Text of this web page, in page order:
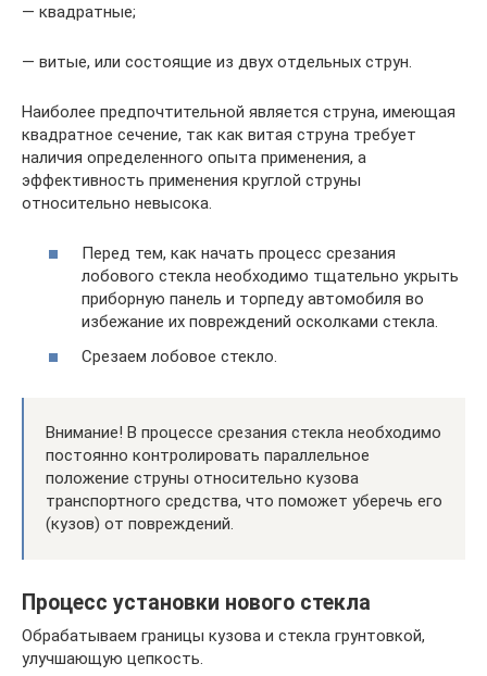
— квадратные;
— витые, или состоящие из двух отдельных струн.
Наиболее предпочтительной является струна, имеющая
квадратное сечение, так как витая струна требует
наличия определенного опыта применения, а
эффективность применения круглой струны
относительно невысока.
Перед тем, как начать процесс срезания
лобового стекла необходимо тщательно укрыть
приборную панель и торпеду автомобиля во
избежание их повреждений осколками стекла.
Срезаем лобовое стекло.
Внимание! В процессе срезания стекла необходимо
постоянно контролировать параллельное
положение струны относительно кузова
транспортного средства, что поможет уберечь его
(кузов) от повреждений.
Процесс установки нового стекла
Обрабатываем границы кузова и стекла грунтовкой,
улучшающую цепкость.